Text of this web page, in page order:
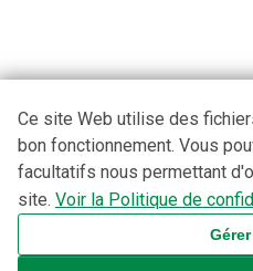
Ce site Web utilise des
bon fonctionnement. Vous
facultatifs nous permettant
site. Voir la Politique de